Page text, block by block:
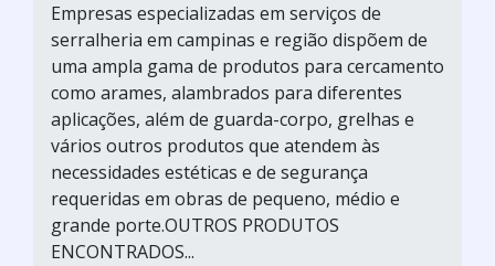
Empresas especializadas em serviços de
serralheria em campinas e região dispõem de
uma ampla gama de produtos para cercamento
como arames, alambrados para diferentes
aplicações, além de guarda-corpo, grelhas e
vários outros produtos que atendem às
necessidades estéticas e de segurança
requeridas em obras de pequeno, médio e
grande porte.OUTROS PRODUTOS
ENCONTRADOS...